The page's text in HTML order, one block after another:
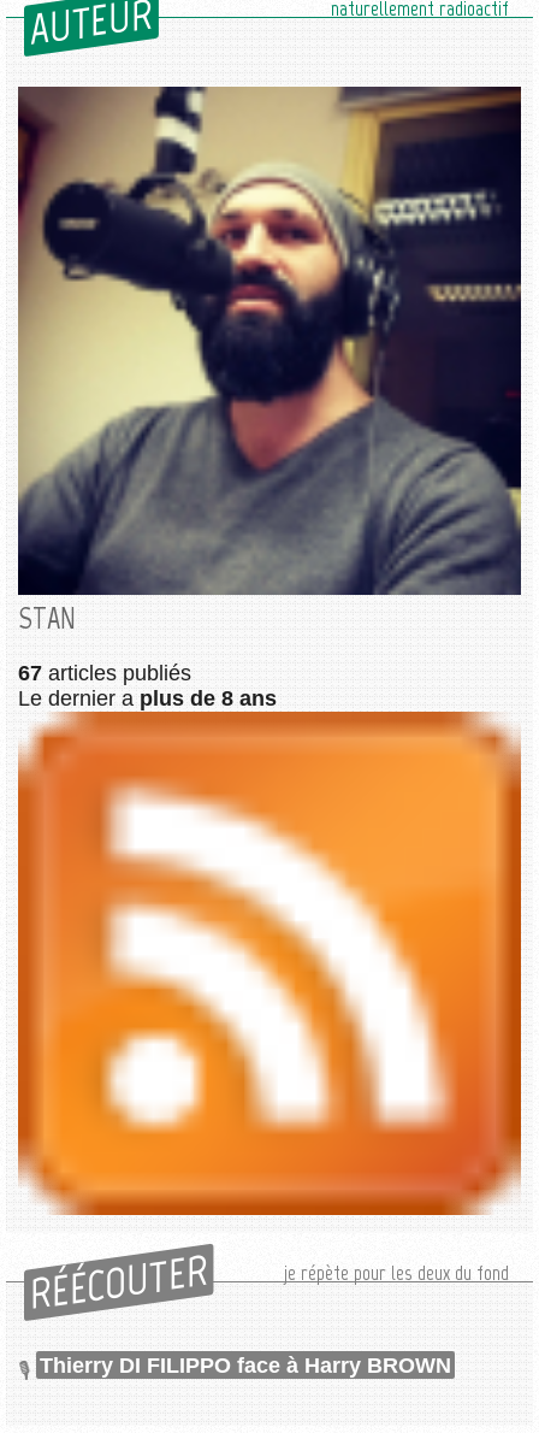
AUTEUR naturellement radioactif
STAN
67 articles publiés
Le dernier a plus de 8 ans
RÉÉCOUTER je répète pour les deux du fond
Thierry DI FILIPPO face à Harry BROWN